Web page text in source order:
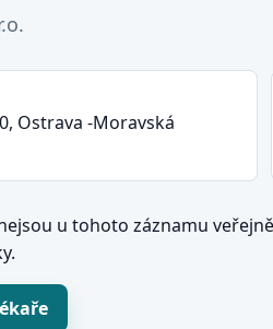
Ostrava -Moravská
u tohoto záznamu